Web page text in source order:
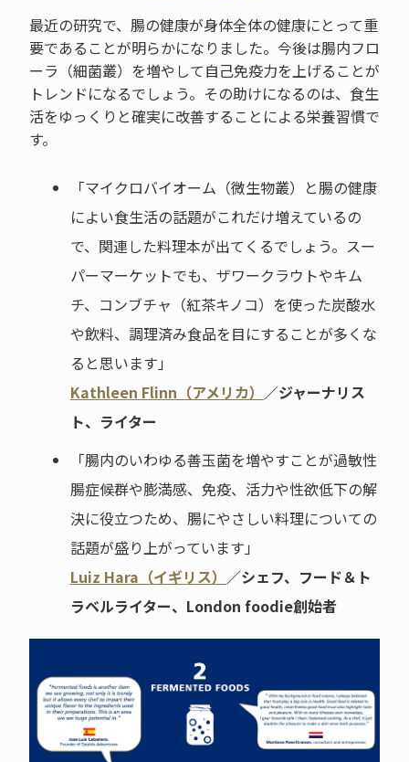
最近の研究で、腸の健康が身体全体の健康にとって重
要であることが明らかになりました。今後は腸内フロ
ーラ（細菌叢）を増やして自己免疫力を上げることが
トレンドになるでしょう。その助けになるのは、食生
活をゆっくりと確実に改善することによる栄養習慣で
す。
「マイクロバイオーム（微生物叢）と腸の健康
によい食生活の話題がこれだけ増えているの
で、関連した料理本が出てくるでしょう。スー
パーマーケットでも、ザワークラウトやキム
チ、コンブチャ（紅茶キノコ）を使った炭酸水
や飲料、調理済み食品を目にすることが多くな
ると思います」
Kathleen Flinn（アメリカ） ／ジャーナリス
ト、ライター
「腸内のいわゆる善玉菌を増やすことが過敏性
腸症候群や膨満感、免疫、活力や性欲低下の解
決に役立つため、腸にやさしい料理についての
話題が盛り上がっています」
Luiz Hara（イギリス） ／シェフ、フード＆ト
ラベルライター、London foodie創始者